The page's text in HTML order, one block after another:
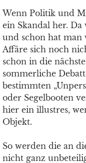
Wenn Politik und
ein Skandal her.
und schon hat man
Affäre sich noch
schon in die
sommerliche
bestimmten
oder Segelbooten
hier ein illustres,
Objekt.
So werden die an
nicht ganz